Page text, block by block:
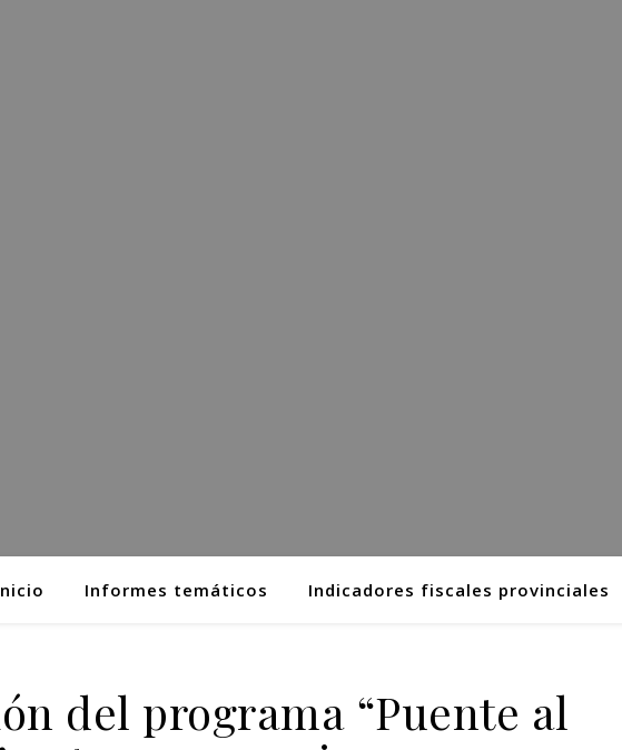
Informes temáticos Indicadores fiscales provinciales
del programa “Puente al